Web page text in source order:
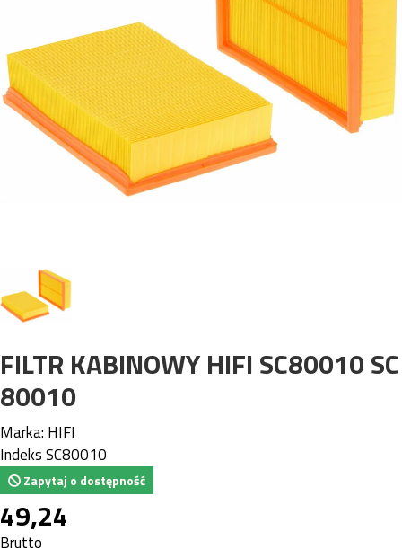
FILTR KABINOWY HIFI SC80010 SC
80010
Marka: HIFI
IndeksSC80010
Zapytaj o dostępność
49,24
Brutto